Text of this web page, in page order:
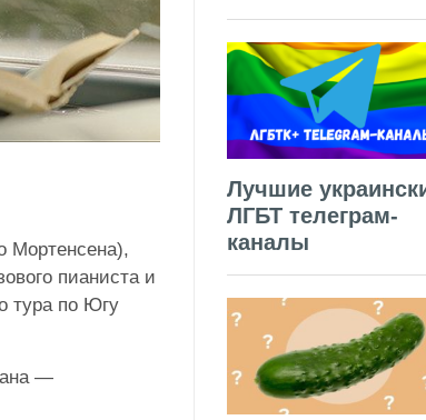
Мортенсена),
пианиста и
тура по Югу
—
Лучшие
ЛГБТ телеграм-
каналы